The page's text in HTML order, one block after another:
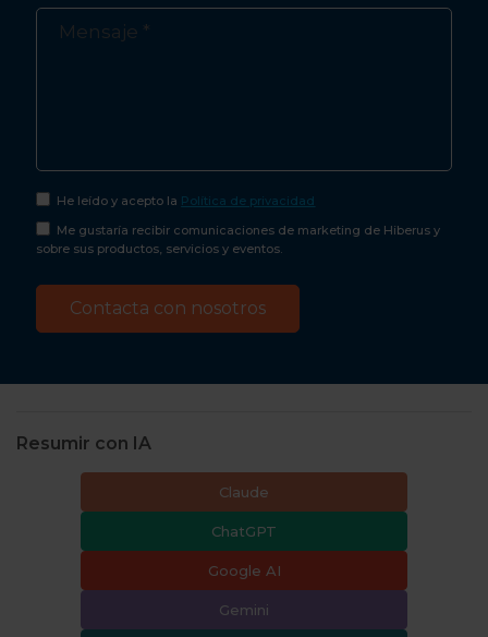
He leído y acepto la Política de privacidad
Me gustaría recibir comunicaciones de marketing de Hiberus y
sobre sus productos, servicios y eventos.
Resumir con IA
Claude
ChatGPT
Google AI
Gemini